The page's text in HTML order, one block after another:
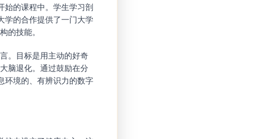
始的课程中。学生学习剖
学的合作提供了一门大学
的技能。
。目标是用主动的好奇
脑退化。通过鼓励在分
环境的、有辨识力的数字